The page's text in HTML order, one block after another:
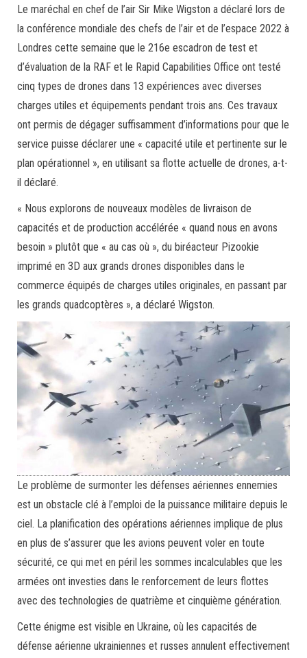
Le maréchal en chef de l’air Sir Mike Wigston a déclaré lors de
la conférence mondiale des chefs de l’air et de l’espace 2022 à
Londres cette semaine que le 216e escadron de test et
d’évaluation de la RAF et le Rapid Capabilities Office ont testé
cinq types de drones dans 13 expériences avec diverses
charges utiles et équipements pendant trois ans. Ces travaux
ont permis de dégager suffisamment d’informations pour que le
service puisse déclarer une « capacité utile et pertinente sur le
plan opérationnel », en utilisant sa flotte actuelle de drones, a-t-
il déclaré.
« Nous explorons de nouveaux modèles de livraison de
capacités et de production accélérée « quand nous en avons
besoin » plutôt que « au cas où », du biréacteur Pizookie
imprimé en 3D aux grands drones disponibles dans le
commerce équipés de charges utiles originales, en passant par
les grands quadcoptères », a déclaré Wigston.
Le problème de surmonter les défenses aériennes ennemies
est un obstacle clé à l’emploi de la puissance militaire depuis le
ciel. La planification des opérations aériennes implique de plus
en plus de s’assurer que les avions peuvent voler en toute
sécurité, ce qui met en péril les sommes incalculables que les
armées ont investies dans le renforcement de leurs flottes
avec des technologies de quatrième et cinquième génération.
Cette énigme est visible en Ukraine, où les capacités de
défense aérienne ukrainiennes et russes annulent effectivement